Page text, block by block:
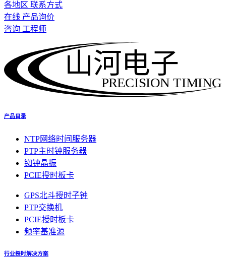
各地区 联系方式
在线 产品询价
咨询 工程师
PRECISION TIMING
山河电子
产品目录
NTP网络时间服务器
PTP主时钟服务器
铷钟晶振
PCIE授时板卡
GPS北斗授时子钟
PTP交换机
PCIE授时板卡
频率基准源
行业授时解决方案